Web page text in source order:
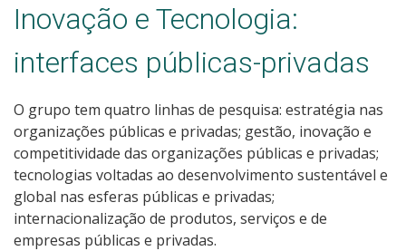
Inovação e Tecnologia:
interfaces públicas-privadas
O grupo tem quatro linhas de pesquisa: estratégia nas
organizações públicas e privadas; gestão, inovação e
competitividade das organizações públicas e privadas;
tecnologias voltadas ao desenvolvimento sustentável e
global nas esferas públicas e privadas;
internacionalização de produtos, serviços e de
empresas públicas e privadas.